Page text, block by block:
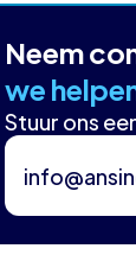
Neem
we
Stuur ons